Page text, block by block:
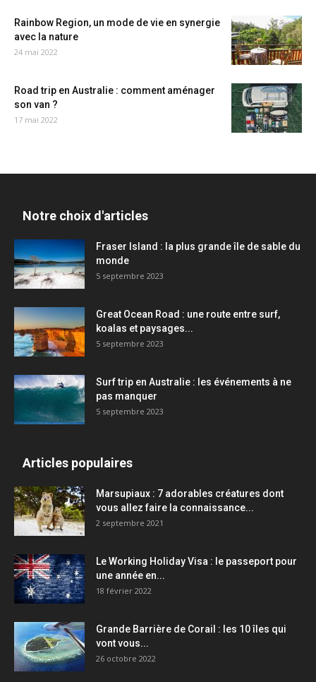
Rainbow Region, un mode de vie en synergie
avec la nature
24 mai 2022
Road trip en Australie : comment aménager
son van ?
17 mai 2022
Notre choix d'articles
Fraser Island : la plus grande île de sable du
monde
5 septembre 2023
Great Ocean Road : une route entre surf,
koalas et paysages...
5 septembre 2023
Surf trip en Australie : les événements à ne
pas manquer
5 septembre 2023
Articles populaires
Marsupiaux : 7 adorables créatures dont
vous allez faire la connaissance...
2 septembre 2021
Le Working Holiday Visa : le passeport pour
une année en...
18 février 2022
Grande Barrière de Corail : les 10 îles qui
vont vous...
26 octobre 2022